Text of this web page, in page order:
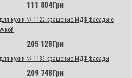
111 804Грн
для кухни № 1122 крашеные МДФ фасады с
205 128Грн
для кухни № 1133 крашеные МДФ фасады
209 748Грн